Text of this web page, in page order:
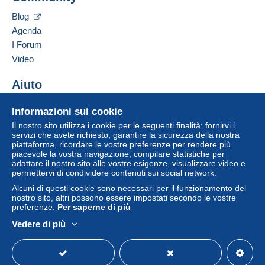
dell'acquirente.
Se le Condizioni di vendita del venditore includono
clausole relative al pagamento, queste sono da
condizioni d'uso
dal ricevimento della richiesta di pagamento del
venditore.
Shipping worldwide: (registred mail).
1-100 gr Europa €6.00. World €7.00. USA 10.50.
101-250 gr Europa €8.00. World €9.50.
251-500 gr Europa €10.00. World €14.50.
501-1000 gr Europa €14.00. World €25.00.
1001-2000 gr Europa €24.00. World €38.00.
Informazioni sui cookie
Il nostro sito utilizza i cookie per le seguenti finalità: fornirvi i
servizi che avete richiesto, garantire la sicurezza della nostra
piattaforma, ricordare le vostre preferenze per rendere più
piacevole la vostra navigazione, compilare statistiche per
adattare il nostro sito alle vostre esigenze, visualizzare video e
permettervi di condividere contenuti sui social network.
Alcuni di questi cookie sono necessari per il funzionamento del
nostro sito, altri possono essere impostati secondo le vostre
preferenze. Per saperne di più
Vedere di più
Blog
Agenda
I Forum
Video
Aiuto
Acquistare su Delcampe
Vendere su Delcampe
Un sito sicuro